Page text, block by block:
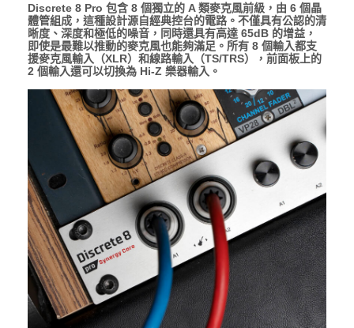
Discrete 8 Pro 包含 8 個獨立的 A 類麥克風前級，由 6 個晶
體管組成，這種設計源自經典控台的電路。不僅具有公認的清
晰度、深度和極低的噪音，同時還具有高達 65dB 的增益，
即使是最難以推動的麥克風也能夠滿足。所有 8 個輸入都支
援麥克風輸入（XLR）和線路輸入（TS/TRS），前面板上的
2 個輸入還可以切換為 Hi-Z 樂器輸入。